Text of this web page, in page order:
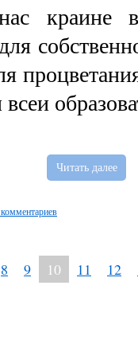
краине
Читать далее
8 9 10 11 12